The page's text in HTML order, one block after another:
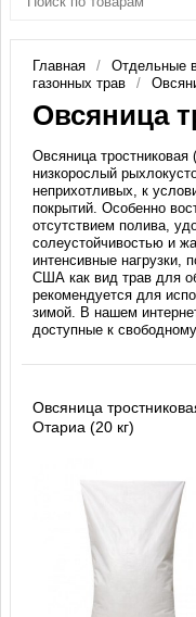
Главная Отдельные
газонных трав
Овсяница
Овсяница
низкорослый
неприхотливых, к
покрытий. Особенно
отсутствием полива,
солеустойчивостью и
интенсивные нагрузки,
США как вид трав для
рекомендуется для
зимой. В нашем
доступные к
Овсяница
Отариа (20 кг)